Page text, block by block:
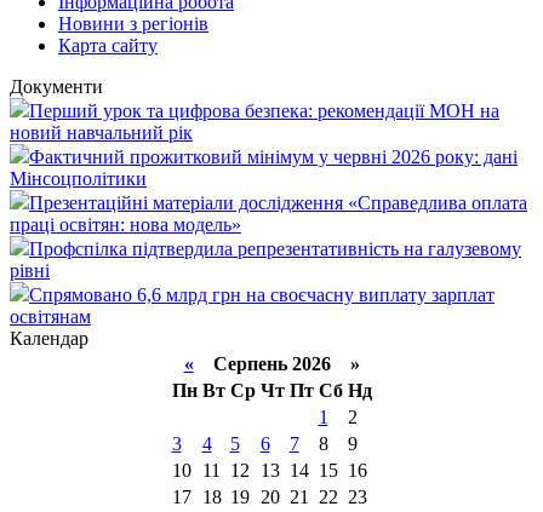
Новини з регіонів
Карта сайту
Документи
Перший урок та цифрова безпека: рекомендації МОН на
новий навчальний рік
Фактичний прожитковий мінімум у червні 2026 року: дані
Мінсоцполітики
Презентаційні матеріали дослідження «Справедлива оплата
праці освітян: нова модель»
Профспілка підтвердила репрезентативність на галузевому
рівні
Спрямовано 6,6 млрд грн на своєчасну виплату зарплат
освітянам
Календар
«Серпень 2026 »
Пн Вт Ср Чт Пт Сб Нд
1
2
3
4 5 6 7 8
9
10
11 12 13 14 15 16
17
18 19 20 21 22 23